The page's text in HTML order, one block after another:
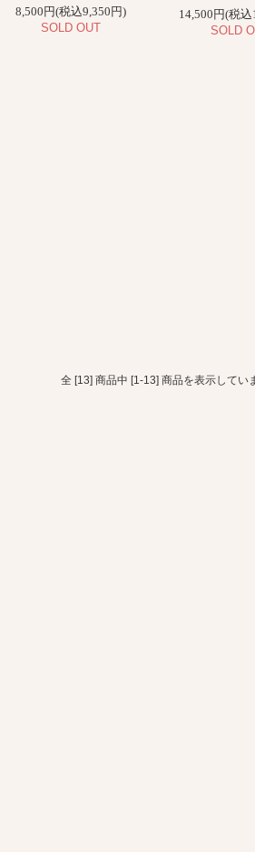
8,500円(税込9,350円)
SOLD OUT
14,500円(税
SOLD
全 [13] 商品中 [1-13] 商品を表示してい